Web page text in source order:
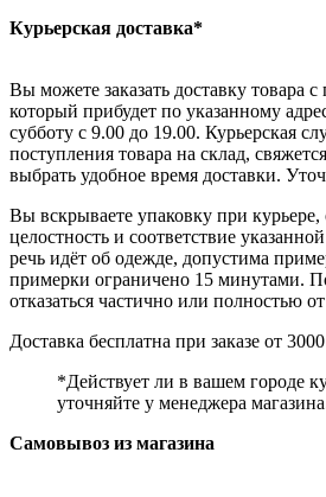
Курьерская доставка*
Вы можете заказать доставку товара
который прибудет по указанному
субботу с 9.00 до 19.00. Курьерская
поступления товара на склад,
выбрать удобное время доставки.
Вы вскрываете упаковку при курьере,
целостность и соответствие
речь идёт об одежде, допустима
примерки ограничено 15 минутами.
отказаться частично или полностью
Доставка бесплатна при заказе от
*Действует ли в вашем городе
уточняйте у менеджера
Самовывоз из магазина